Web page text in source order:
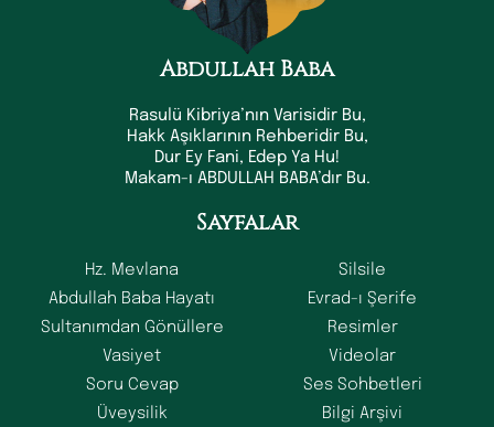
Abdullah Baba
Rasulü Kibriya’nın Varisidir Bu,
Hakk Aşıklarının Rehberidir Bu,
Dur Ey Fani, Edep Ya Hu!
Makam-ı ABDULLAH BABA’dır Bu.
Sayfalar
Hz. Mevlana
Abdullah Baba Hayatı
Sultanımdan Gönüllere
Vasiyet
Soru Cevap
Üveysilik
Silsile
Evrad-ı Şerife
Resimler
Videolar
Ses Sohbetleri
Bilgi Arşivi